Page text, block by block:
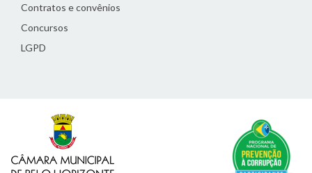
Contratos e convênios
Concursos
LGPD